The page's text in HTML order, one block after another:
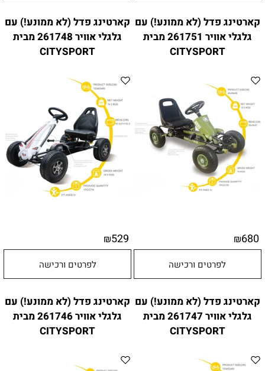
קארטינג פדל (לא ממונע!) עם
גלגלי אוויר 261751 מבית
CITYSPORT
₪680
לפרטים ורכישה
קארטינג פדל (לא ממונע!) עם
גלגלי אוויר 261748 מבית
CITYSPORT
₪529
לפרטים ורכישה
קארטינג פדל (לא ממונע!) עם
גלגלי אוויר 261747 מבית
CITYSPORT
קארטינג פדל (לא ממונע!) עם
גלגלי אוויר 261746 מבית
CITYSPORT